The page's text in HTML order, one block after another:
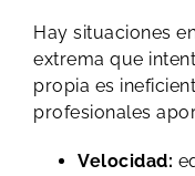
Hay situaciones
extrema que
propia es
profesionales
Velocidad: